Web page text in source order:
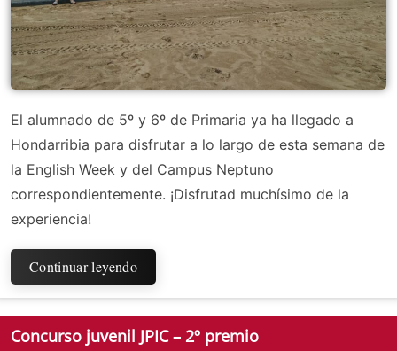
El alumnado de 5º y 6º de Primaria ya ha llegado a
Hondarribia para disfrutar a lo largo de esta semana de
la English Week y del Campus Neptuno
correspondientemente. ¡Disfrutad muchísimo de la
experiencia!
Continuar leyendo
Concurso juvenil JPIC – 2º premio